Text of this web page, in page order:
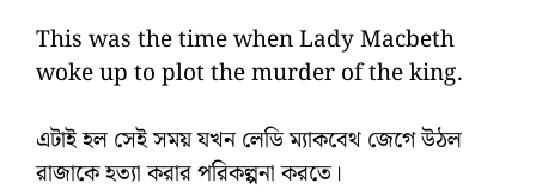
This was the time when Lady Macbeth
woke up to plot the murder of the king.
এটাই হল সেই সময় যখন লেডি ম্যাকবেথ জেগে উঠল
রাজাকে হত্যা করার পরিকল্পনা করতে।